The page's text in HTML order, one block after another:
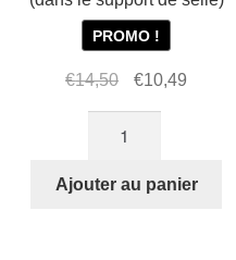
PROMO !
€14,50
Le
initial
€14,50.
€10,49
€10,49.
Clé
Ajouter au panier